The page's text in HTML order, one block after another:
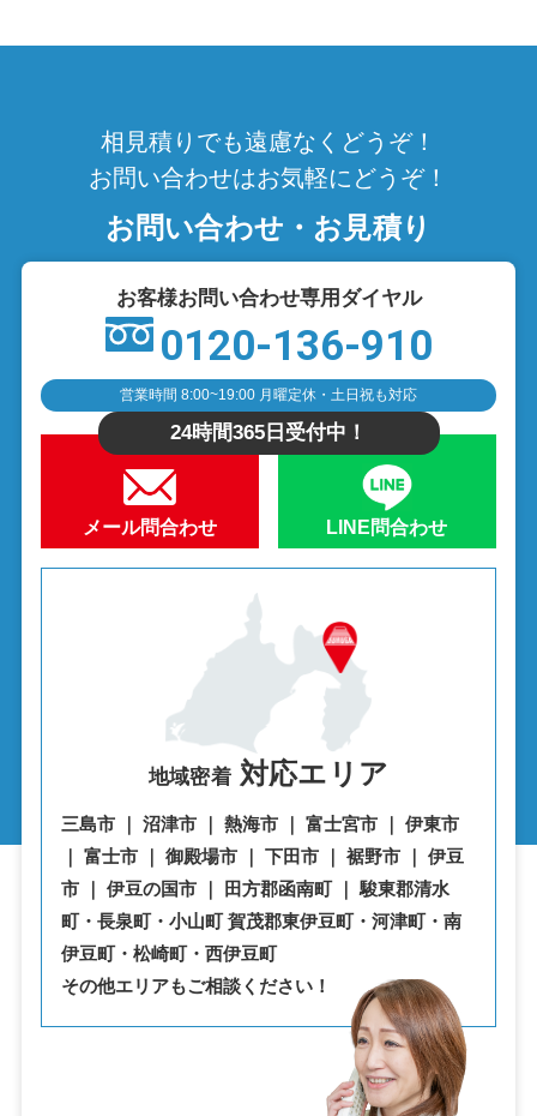
相見積りでも遠慮なくどうぞ！
お問い合わせはお気軽にどうぞ！
お問い合わせ・お見積り
お客様お問い合わせ専用ダイヤル
0120-136-910
営業時間 8:00~19:00 月曜定休・土日祝も対応
24時間365日受付中！
メール問合わせ LINE問合わせ
地域密着対応エリア
三島市 ｜ 沼津市 ｜ 熱海市 ｜ 富士宮市 ｜ 伊東市
｜ 富士市 ｜ 御殿場市 ｜ 下田市 ｜ 裾野市 ｜ 伊豆
市 ｜ 伊豆の国市 ｜ 田方郡函南町 ｜ 駿東郡清水
町・⾧泉町・小山町 賀茂郡東伊豆町・河津町・南
伊豆町・松崎町・西伊豆町
その他エリアもご相談ください！